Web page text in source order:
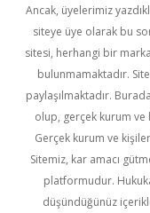
Ancak, üyelerimiz
siteye üye olarak bu
sitesi, herhangi bir
bulunmamaktadır.
paylaşılmaktadır.
olup, gerçek kurum ve
Gerçek kurum ve
Sitemiz, kar amacı
platformudur.
düşündüğünüz